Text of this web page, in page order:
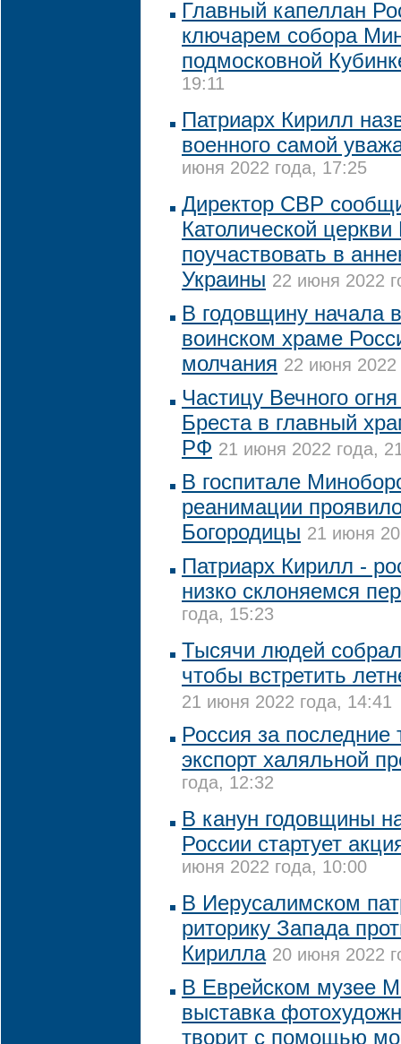
Главный капеллан
ключарем собора
подмосковной
19:11
Патриарх Кирилл
военного самой
июня 2022 года, 17:25
Директор СВР
Католической
поучаствовать в
Украины 22 июня 2022
В годовщину начала
воинском храме
молчания 22 июня 2022
Частицу Вечного
Бреста в главный
РФ 21 июня 2022 года,
В госпитале
реанимации
Богородицы 21 июня
Патриарх Кирилл -
низко склоняемся
года, 15:23
Тысячи людей
чтобы встретить
21 июня 2022 года, 14:41
Россия за последние
экспорт халяльной
года, 12:32
В канун годовщины
России стартует
июня 2022 года, 10:00
В Иерусалимском
риторику Запада
Кирилла 20 июня 2022
В Еврейском музее
выставка
творит с помощью